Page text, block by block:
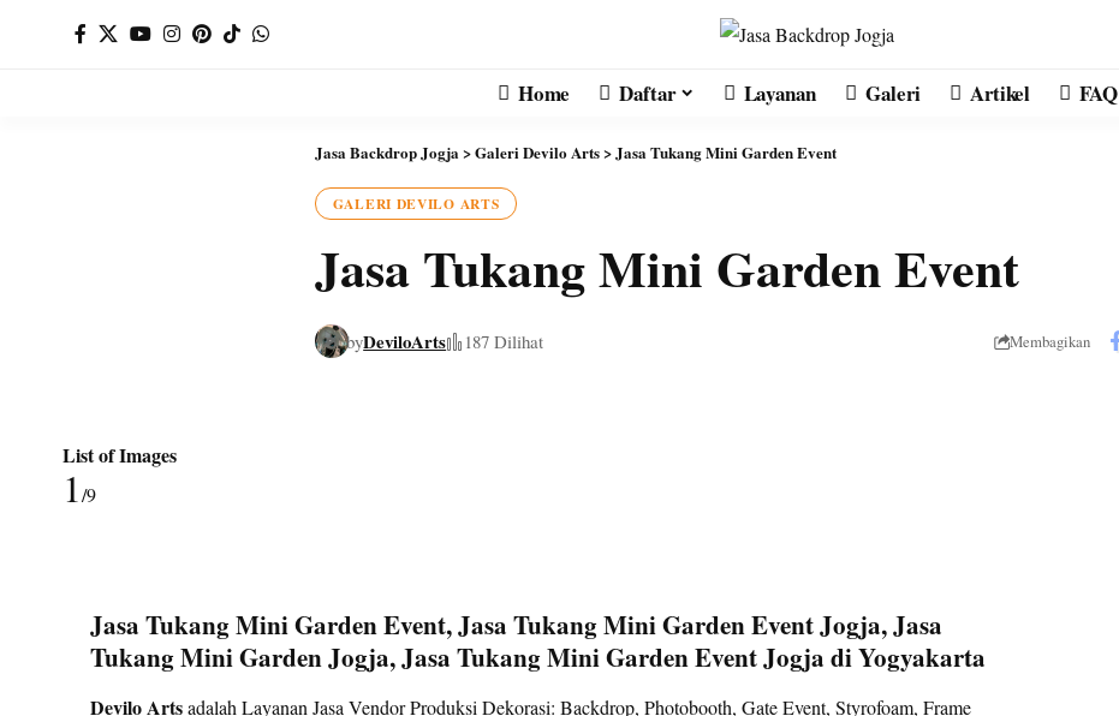
Home Daftar Layanan Galeri Artikel FAQ
Jasa Backdrop Jogja>Galeri Devilo Arts>Jasa Tukang Mini Garden Event
GALERI DEVILO ARTS
Jasa Tukang Mini Garden Event
byDeviloArts 187 Dilihat Membagikan
List of Images
1/9
Jasa Tukang Mini Garden Event, Jasa Tukang Mini Garden Event Jogja, Jasa
Tukang Mini Garden Jogja, Jasa Tukang Mini Garden Event Jogja di Yogyakarta
Devilo Artsadalah Layanan Jasa Vendor Produksi Dekorasi: Backdrop, Photobooth, Gate Event, Styrofoam, Frame